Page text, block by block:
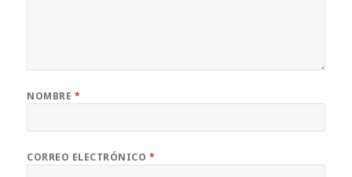
NOMBRE *
CORREO ELECTRÓNICO *